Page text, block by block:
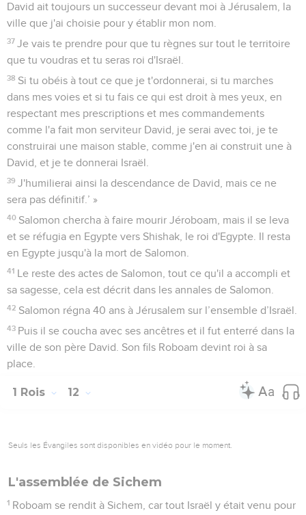
David ait toujours un successeur devant moi à Jérusalem, la
ville que j'ai choisie pour y établir mon nom.
37 Je vais te prendre pour que tu règnes sur tout le territoire
que tu voudras et tu seras roi d'Israël.
38 Si tu obéis à tout ce que je t'ordonnerai, si tu marches
dans mes voies et si tu fais ce qui est droit à mes yeux, en
respectant mes prescriptions et mes commandements
comme l'a fait mon serviteur David, je serai avec toi, je te
construirai une maison stable, comme j'en ai construit une à
David, et je te donnerai Israël.
39 J'humilierai ainsi la descendance de David, mais ce ne
sera pas définitif.’ »
40 Salomon chercha à faire mourir Jéroboam, mais il se leva
et se réfugia en Egypte vers Shishak, le roi d'Egypte. Il resta
en Egypte jusqu'à la mort de Salomon.
41 Le reste des actes de Salomon, tout ce qu'il a accompli et
sa sagesse, cela est décrit dans les annales de Salomon.
42 Salomon régna 40 ans à Jérusalem sur l’ensemble d’Israël.
43 Puis il se coucha avec ses ancêtres et il fut enterré dans la
ville de son père David. Son fils Roboam devint roi à sa
place.
1 Rois 12
Seuls les Évangiles sont disponibles en vidéo pour le moment.
L'assemblée de Sichem
1 Roboam se rendit à Sichem, car tout Israël y était venu pour